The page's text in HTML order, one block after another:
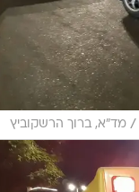
/ מד"א, ברוך הרשקוביץ